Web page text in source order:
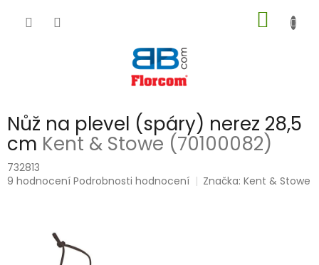
KOŠÍK
Nůž na plevel (spáry) nerez 28,5
cm Kent & Stowe (70100082)
732813
Průměrné
9 hodnocení Podrobnosti hodnocení Značka:Kent & Stowe